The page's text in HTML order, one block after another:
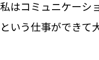
コミュニケーシ
う仕事ができて